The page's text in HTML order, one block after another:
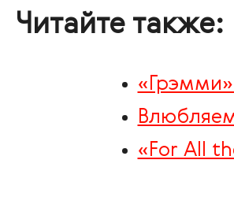
Читайте также:
«For All